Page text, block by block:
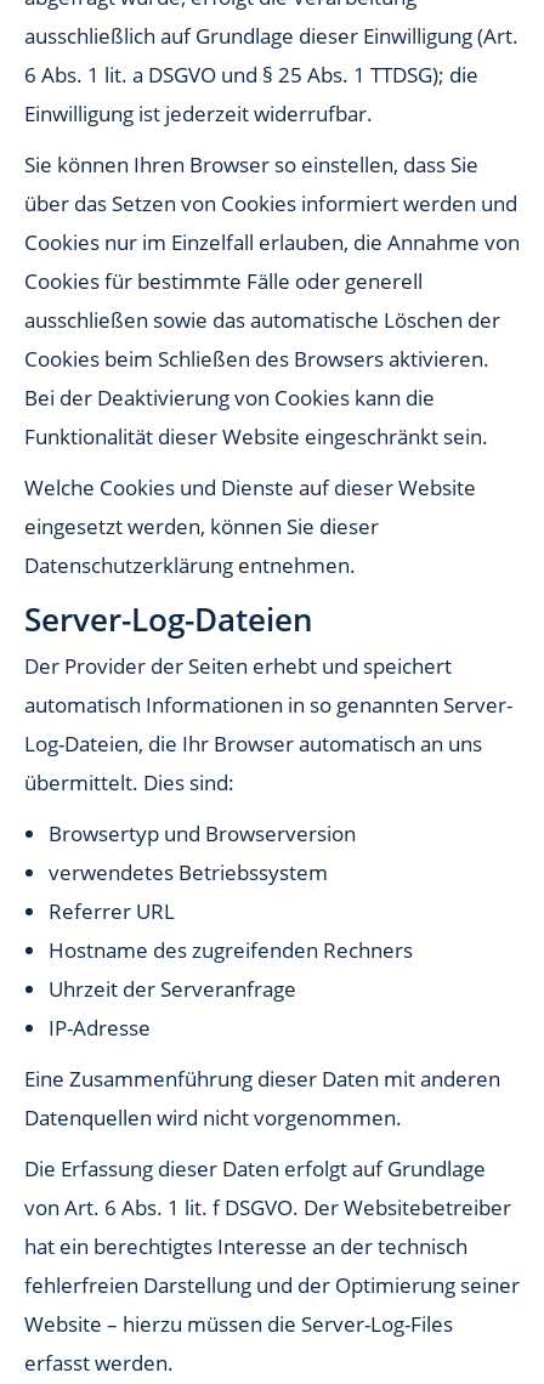
ausschließlich auf Grundlage dieser Einwilligung (Art.
6 Abs. 1 lit. a DSGVO und § 25 Abs. 1 TTDSG); die
Einwilligung ist jederzeit widerrufbar.
Sie können Ihren Browser so einstellen, dass Sie
über das Setzen von Cookies informiert werden und
Cookies nur im Einzelfall erlauben, die Annahme von
Cookies für bestimmte Fälle oder generell
ausschließen sowie das automatische Löschen der
Cookies beim Schließen des Browsers aktivieren.
Bei der Deaktivierung von Cookies kann die
Funktionalität dieser Website eingeschränkt sein.
Welche Cookies und Dienste auf dieser Website
eingesetzt werden, können Sie dieser
Datenschutzerklärung entnehmen.
Server-Log-Dateien
Der Provider der Seiten erhebt und speichert
automatisch Informationen in so genannten Server-
Log-Dateien, die Ihr Browser automatisch an uns
übermittelt. Dies sind:
Browsertyp und Browserversion
verwendetes Betriebssystem
Referrer URL
Hostname des zugreifenden Rechners
Uhrzeit der Serveranfrage
IP-Adresse
Eine Zusammenführung dieser Daten mit anderen
Datenquellen wird nicht vorgenommen.
Die Erfassung dieser Daten erfolgt auf Grundlage
von Art. 6 Abs. 1 lit. f DSGVO. Der Websitebetreiber
hat ein berechtigtes Interesse an der technisch
fehlerfreien Darstellung und der Optimierung seiner
Website – hierzu müssen die Server-Log-Files
erfasst werden.